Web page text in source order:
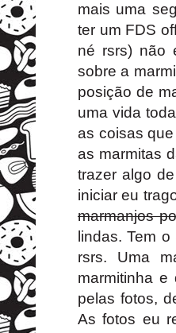
mais uma
ter um FDS
né rsrs) não
sobre a
posição de
uma vida
as coisas
as marmitas
trazer algo
iniciar eu
marmanjos
lindas. Tem
rsrs. Uma
marmitinha
pelas fotos,
As fotos eu